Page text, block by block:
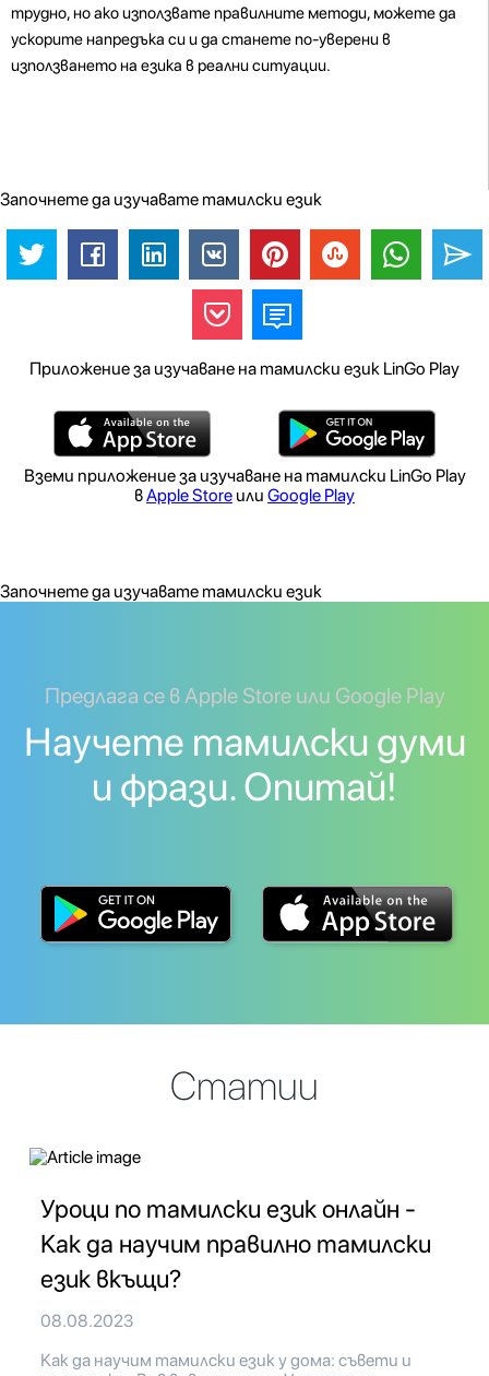
трудно, но ако използвате правилните методи, можете да
ускорите напредъка си и да станете по-уверени в
използването на езика в реални ситуации.
Започнете да изучавате тамилски език
Приложение за изучаване на тамилски език LinGo Play
Вземи приложение за изучаване на тамилски LinGo Play
вApple Store или Google Play
Започнете да изучавате тамилски език
Предлага се в Apple Store или Google Play
Научете тамилски думи
и фрази. Опитай!
Статии
Уроци по тамилски език онлайн -
Как да научим правилно тамилски
език вкъщи?
08.08.2023
Как да научим тамилски език у дома: съвети и